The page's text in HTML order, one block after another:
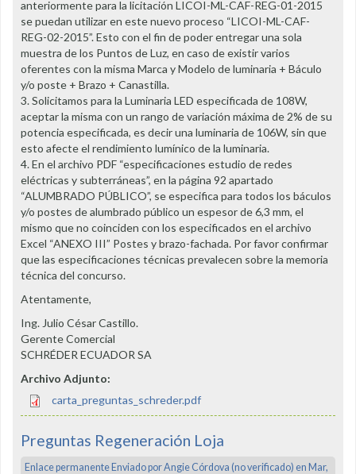
anteriormente para la licitación LICOI-ML-CAF-REG-01-2015
se puedan utilizar en este nuevo proceso “LICOI-ML-CAF-
REG-02-2015”. Esto con el fin de poder entregar una sola
muestra de los Puntos de Luz, en caso de existir varios
oferentes con la misma Marca y Modelo de luminaria + Báculo
y/o poste + Brazo + Canastilla.
3. Solicitamos para la Luminaria LED especificada de 108W,
aceptar la misma con un rango de variación máxima de 2% de su
potencia especificada, es decir una luminaria de 106W, sin que
esto afecte el rendimiento lumínico de la luminaria.
4. En el archivo PDF “especificaciones estudio de redes
eléctricas y subterráneas”, en la página 92 apartado
“ALUMBRADO PÚBLICO”, se especifica para todos los báculos
y/o postes de alumbrado público un espesor de 6,3 mm, el
mismo que no coinciden con los especificados en el archivo
Excel “ANEXO III” Postes y brazo-fachada. Por favor confirmar
que las especificaciones técnicas prevalecen sobre la memoria
técnica del concurso.
Atentamente,
Ing. Julio César Castillo.
Gerente Comercial
SCHRÉDER ECUADOR SA
Archivo Adjunto:
carta_preguntas_schreder.pdf
Preguntas Regeneración Loja
Enlace permanente Enviado porAngie Córdova (no verificado) en Mar,